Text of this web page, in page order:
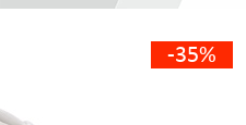
-35%